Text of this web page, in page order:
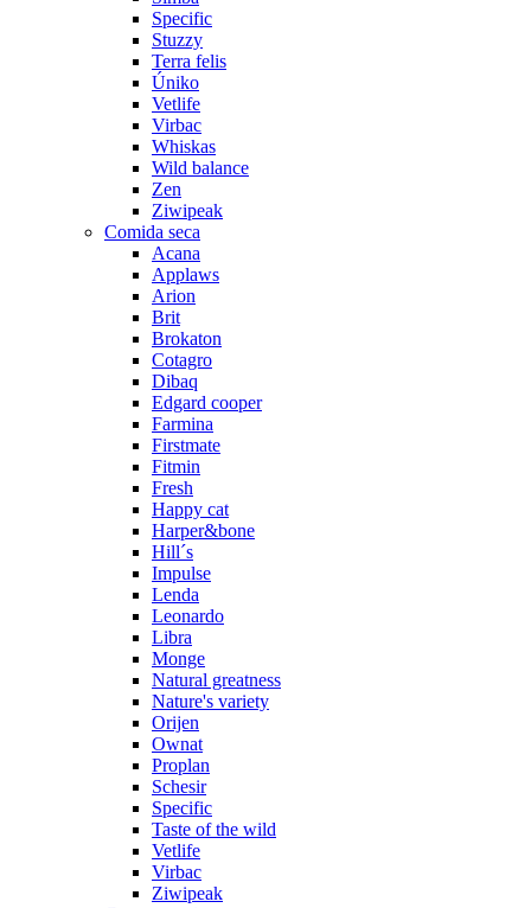
Specific
Stuzzy
Terra felis
Úniko
Vetlife
Virbac
Whiskas
Wild balance
Zen
Ziwipeak
Comida seca
Acana
Applaws
Arion
Brit
Brokaton
Cotagro
Dibaq
Edgard cooper
Farmina
Firstmate
Fitmin
Fresh
Happy cat
Harper&bone
Hill´s
Impulse
Lenda
Leonardo
Libra
Monge
Natural greatness
Nature's variety
Orijen
Ownat
Proplan
Schesir
Specific
Taste of the wild
Vetlife
Virbac
Ziwipeak